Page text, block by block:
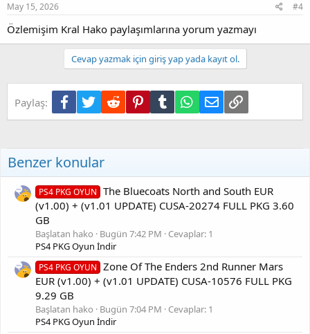
May 15, 2026 #4
Özlemişim Kral Hako paylaşımlarına yorum yazmayı
Cevap yazmak için giriş yap yada kayıt ol.
Paylaş: Facebook
TwitterReddit PinterestTumblr WhatsApp
E-postaLink
Benzer konular
PS4 PKG OYUN
The Bluecoats North and South EUR
(v1.00) + (v1.01 UPDATE) CUSA-20274 FULL PKG 3.60
GB
Başlatan hako Bugün 7:42 PM
Cevaplar: 1
PS4 PKG Oyun İndir
PS4 PKG OYUN
Zone Of The Enders 2nd Runner Mars
EUR (v1.00) + (v1.01 UPDATE) CUSA-10576 FULL PKG
9.29 GB
Başlatan hako Bugün 7:04 PM
Cevaplar: 1
PS4 PKG Oyun İndir